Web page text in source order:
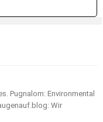
Pugnalom: Environmental
Wir